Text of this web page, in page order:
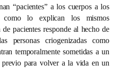
“pacientes” a los cuerpos a los
como lo explican los mismos
pacientes responde al hecho de
personas criogenizadas como
temporalmente sometidas a un
previo para volver a la vida en un